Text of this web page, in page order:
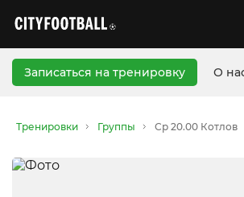
Записаться на тренировку О
Тренировки Группы Ср 20.00 Котлов